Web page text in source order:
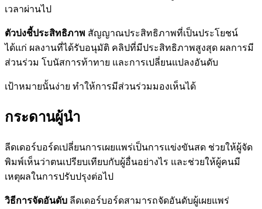
เวลาผ่านไป
ตัวบ่งชี้ประสิทธิภาพ สัญญาณประสิทธิภาพที่เป็นประโยชน์
ได้แก่ ผลงานที่ได้รับอนุมัติ คลิปที่มีประสิทธิภาพสูงสุด ผลการมี
ส่วนร่วม โบนัสการท้าทาย และการเปลี่ยนแปลงอันดับ
เป้าหมายนั้นง่าย ทำให้การมีส่วนร่วมมองเห็นได้
กระดานผู้นำ
ลีดเดอร์บอร์ดเปลี่ยนการเผยแพร่เป็นการแข่งขันสด ช่วยให้ผู้จัด
พิมพ์เห็นว่าตนเปรียบเทียบกับผู้อื่นอย่างไร และช่วยให้ผู้คนมี
เหตุผลในการปรับปรุงต่อไป
วิธีการจัดอันดับ ลีดเดอร์บอร์ดสามารถจัดอันดับผู้เผยแพร่